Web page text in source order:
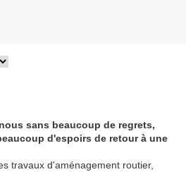
sans beaucoup de regrets,
d'espoirs de retour à une
travaux d'aménagement routier,